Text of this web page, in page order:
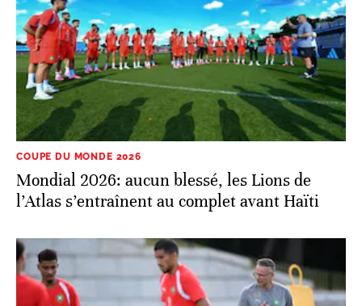
COUPE DU MONDE 2026
Mondial 2026: aucun blessé, les Lions de
l’Atlas s’entraînent au complet avant Haïti